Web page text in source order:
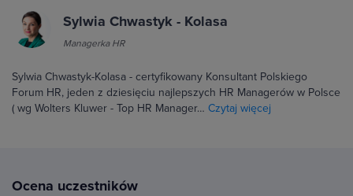
Sylwia Chwastyk - Kolasa
Managerka HR
Sylwia Chwastyk-Kolasa - certyfikowany Konsultant Polskiego
Forum HR, jeden z dziesięciu najlepszych HR Managerów w Polsce
( wg Wolters Kluwer - Top HR Manager… Czytaj więcej
Ocena uczestników